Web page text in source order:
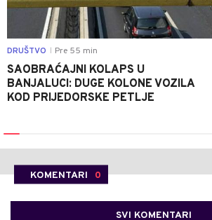
DRUŠTVO Pre 55 min
SAOBRAĆAJNI KOLAPS U
BANJALUCI: DUGE KOLONE VOZILA
KOD PRIJEDORSKE PETLJE
KOMENTARI 0
SVI KOMENTARI